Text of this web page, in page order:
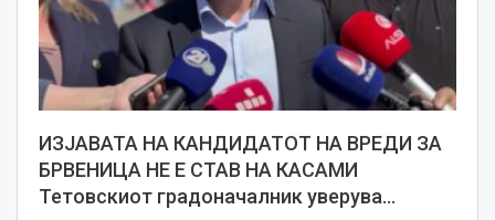
ИЗЈАВАТА НА КАНДИДАТОТ НА ВРЕДИ ЗА
БРВЕНИЦА НЕ Е СТАВ НА КАСАМИ
Тетовскиот градоначалник уверува…